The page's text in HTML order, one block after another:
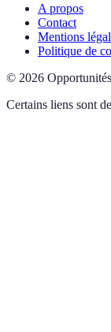
A propos
Contact
Mentions
Politique de
© 2026
Certains liens sont